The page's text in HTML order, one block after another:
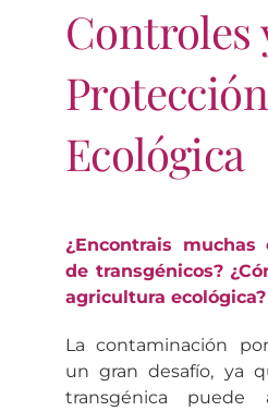
Controles
Protección
Ecológica
¿Encontrais muchas
de transgénicos?
agricultura ecológica?
La contaminación
un gran desafío, ya
transgénica